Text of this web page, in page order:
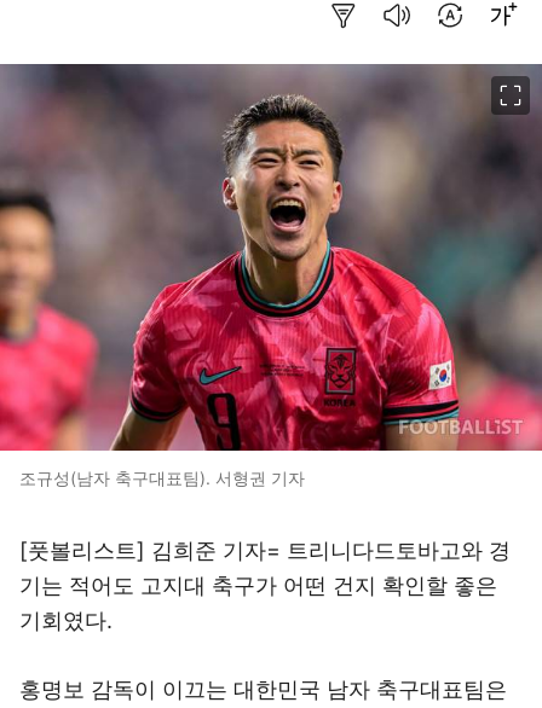
조규성(남자 축구대표팀). 서형권 기자
[풋볼리스트] 김희준 기자= 트리니다드토바고와 경
기는 적어도 고지대 축구가 어떤 건지 확인할 좋은
기회였다.
홍명보 감독이 이끄는 대한민국 남자 축구대표팀은